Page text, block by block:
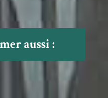
aussi :